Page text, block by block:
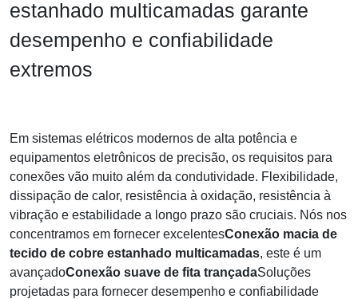
estanhado multicamadas garante
desempenho e confiabilidade
extremos
Em sistemas elétricos modernos de alta potência e
equipamentos eletrônicos de precisão, os requisitos para
conexões vão muito além da condutividade. Flexibilidade,
dissipação de calor, resistência à oxidação, resistência à
vibração e estabilidade a longo prazo são cruciais. Nós nos
concentramos em fornecer excelentesConexão macia de
tecido de cobre estanhado multicamadas, este é um
avançadoConexão suave de fita trançadaSoluções
projetadas para fornecer desempenho e confiabilidade